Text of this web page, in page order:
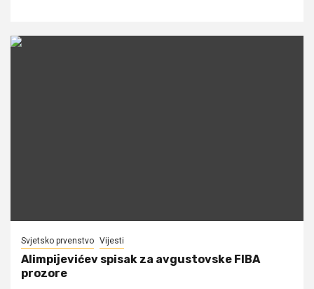
Svjetsko prvenstvo Vijesti
Alimpijevićev spisak za avgustovske FIBA
prozore